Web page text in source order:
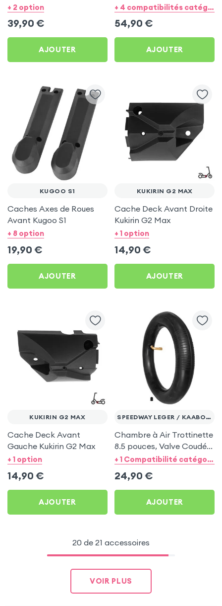
+ 2 option
39,90 €
AJOUTER
+ 4 compatibilités catégories
54,90 €
AJOUTER
KUGOO S1
Caches Axes de Roues
Avant Kugoo S1
+ 8 option
19,90 €
AJOUTER
KUKIRIN G2 MAX
Cache Deck Avant Droite
Kukirin G2 Max
+ 1 option
14,90 €
AJOUTER
KUKIRIN G2 MAX
Cache Deck Avant
Gauche Kukirin G2 Max
+ 1 option
14,90 €
AJOUTER
SPEEDWAY LEGER / KAABO / VSETT
Chambre à Air Trottinette
8.5 pouces, Valve Coudée
90° pour Dualtron,
Skywalker 8 / 8H, Zero,
VSETT
+ 1 Compatibilité catégorie
24,90 €
AJOUTER
20 de 21 accessoires
VOIR PLUS